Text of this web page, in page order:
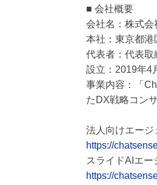
■ 会社概要
会社名：株式会
本社：東京都
代表者：代表取
設立：2019年4
事業内容：「
たDX戦略コン
法人向けエージ
https://
スライドAIエー
https://